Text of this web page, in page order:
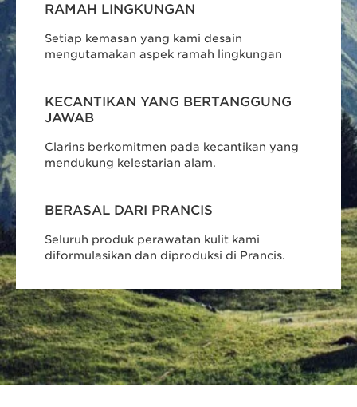
RAMAH LINGKUNGAN
Setiap kemasan yang kami desain
mengutamakan aspek ramah lingkungan
KECANTIKAN YANG BERTANGGUNG
JAWAB
Clarins berkomitmen pada kecantikan yang
mendukung kelestarian alam.
BERASAL DARI PRANCIS
Seluruh produk perawatan kulit kami
diformulasikan dan diproduksi di Prancis.